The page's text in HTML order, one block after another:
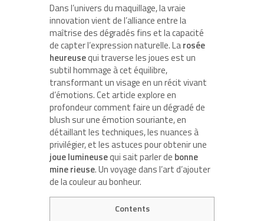
Dans l’univers du maquillage, la vraie
innovation vient de l’alliance entre la
maîtrise des dégradés fins et la capacité
de capter l’expression naturelle. Larosée
heureusequi traverse les joues est un
subtil hommage à cet équilibre,
transformant un visage en un récit vivant
d’émotions. Cet article explore en
profondeur comment faire un dégradé de
blush sur une émotion souriante, en
détaillant les techniques, les nuances à
privilégier, et les astuces pour obtenir une
joue lumineusequi sait parler de bonne
mine rieuse. Un voyage dans l’art d’ajouter
de la couleur au bonheur.
Contents